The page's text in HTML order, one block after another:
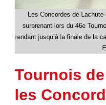
Les Concordes de
surprenant lors du 46e
rendant jusqu’à la finale de la
Tournois
les